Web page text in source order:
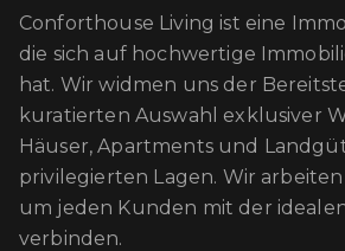
Conforthouse Living ist eine
die sich auf hochwertige
hat. Wir widmen uns der
kuratierten Auswahl exklusiver
Häuser, Apartments und
privilegierten Lagen. Wir
um jeden Kunden mit der
verbinden.